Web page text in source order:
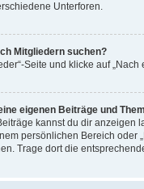
Unterforen.
Mitgliedern suchen?
Seite und klicke auf
eigenen Beiträge und
kannst du dir anzeigen
persönlichen Bereich oder
Trage dort die